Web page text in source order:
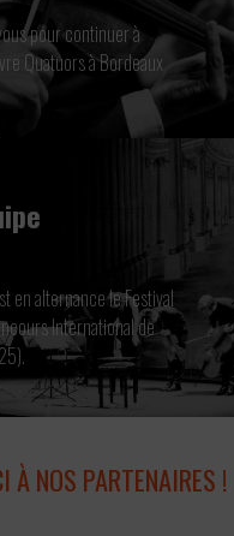
pour continuer à
Quatuors à Bordeaux
en alternance le Festival
International de
À NOS PARTENAIRES !